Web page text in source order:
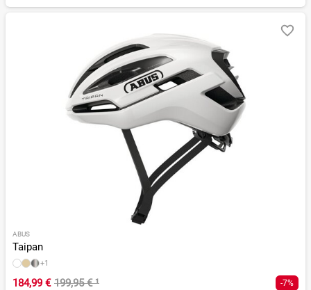
ABUS
Taipan
+1
184,99 € 199,95 €¹ -7%